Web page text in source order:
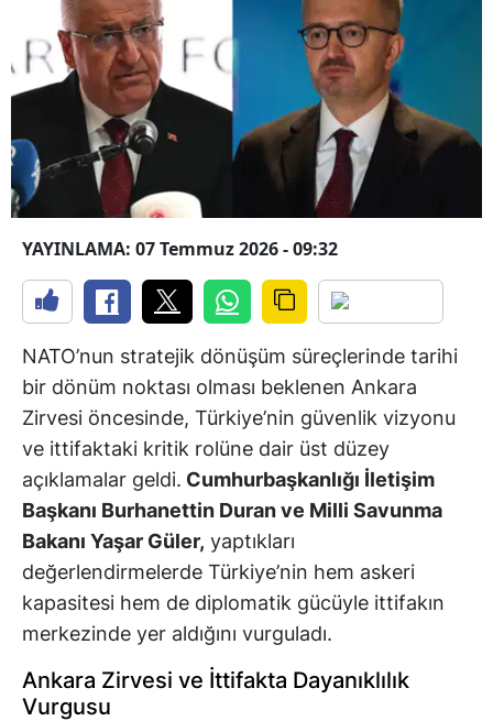
YAYINLAMA: 07 Temmuz 2026 - 09:32
NATO’nun stratejik dönüşüm süreçlerinde tarihi
bir dönüm noktası olması beklenen Ankara
Zirvesi öncesinde, Türkiye’nin güvenlik vizyonu
ve ittifaktaki kritik rolüne dair üst düzey
açıklamalar geldi. Cumhurbaşkanlığı İletişim
Başkanı Burhanettin Duran ve Milli Savunma
Bakanı Yaşar Güler, yaptıkları
değerlendirmelerde Türkiye’nin hem askeri
kapasitesi hem de diplomatik gücüyle ittifakın
merkezinde yer aldığını vurguladı.
Ankara Zirvesi ve İttifakta Dayanıklılık
Vurgusu